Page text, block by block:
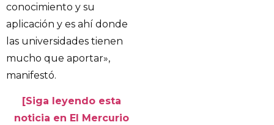
conocimiento y su
aplicación y es ahí donde
las universidades tienen
mucho que aportar»,
manifestó.
[Siga leyendo esta
noticia en El Mercurio